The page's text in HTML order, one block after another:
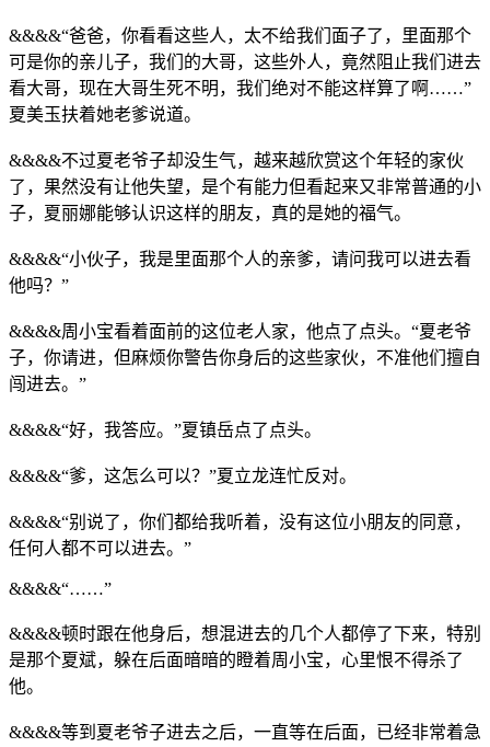
&&&&“爸爸，你看看这些人，太不给我们面子了，里面那个
可是你的亲儿子，我们的大哥，这些外人，竟然阻止我们进去
看大哥，现在大哥生死不明，我们绝对不能这样算了啊……”
夏美玉扶着她老爹说道。
&&&&不过夏老爷子却没生气，越来越欣赏这个年轻的家伙
了，果然没有让他失望，是个有能力但看起来又非常普通的小
子，夏丽娜能够认识这样的朋友，真的是她的福气。
&&&&“小伙子，我是里面那个人的亲爹，请问我可以进去看
他吗？”
&&&&周小宝看着面前的这位老人家，他点了点头。“夏老爷
子，你请进，但麻烦你警告你身后的这些家伙，不准他们擅自
闯进去。”
&&&&“好，我答应。”夏镇岳点了点头。
&&&&“爹，这怎么可以？”夏立龙连忙反对。
&&&&“别说了，你们都给我听着，没有这位小朋友的同意，
任何人都不可以进去。”
&&&&“……”
&&&&顿时跟在他身后，想混进去的几个人都停了下来，特别
是那个夏斌，躲在后面暗暗的瞪着周小宝，心里恨不得杀了
他。
&&&&等到夏老爷子进去之后，一直等在后面，已经非常着急